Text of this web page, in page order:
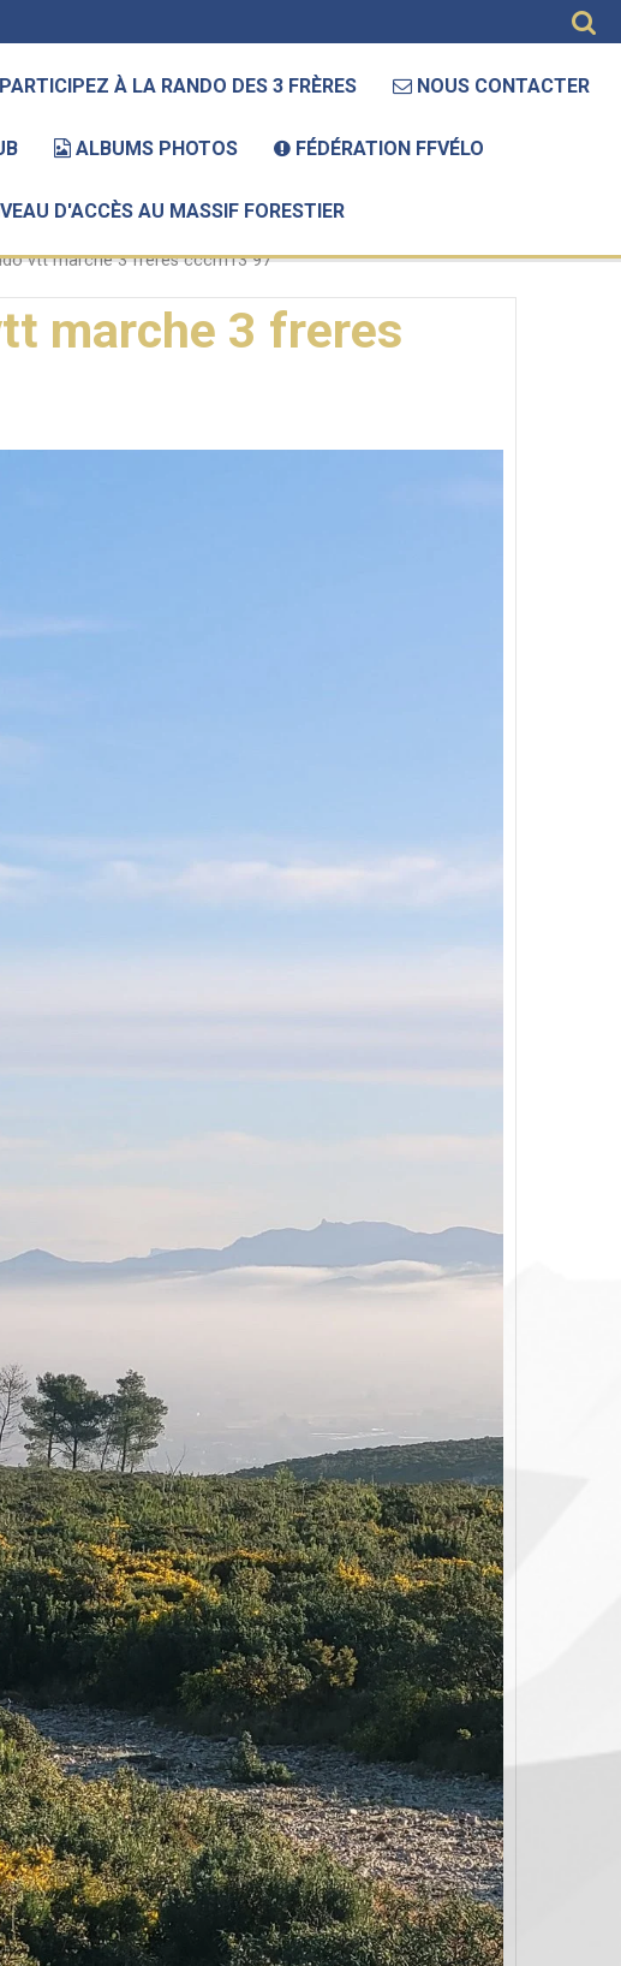
PARTICIPEZ À LA RANDO DES 3 FRÈRES NOUS CONTACTER
ALBUMS PHOTOS FÉDÉRATION FFVÉLO
D'ACCÈS AU MASSIF FORESTIER
vtt marche 3 freres cccm13 97
marche 3 freres